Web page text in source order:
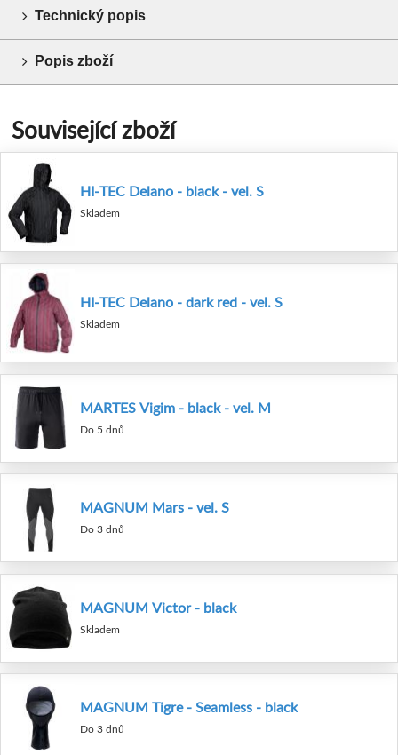
Technický popis
Popis zboží
Související zboží
HI-TEC Delano - black - vel. S
Skladem
HI-TEC Delano - dark red - vel. S
Skladem
MARTES Vigim - black - vel. M
Do 5 dnů
MAGNUM Mars - vel. S
Do 3 dnů
MAGNUM Victor - black
Skladem
MAGNUM Tigre - Seamless - black
Do 3 dnů